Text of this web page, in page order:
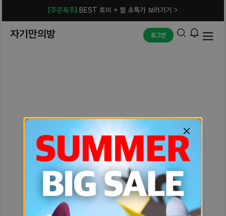
[주문폭주] BEST 토이 + 젤 초특가 보러가기 >
자기만의방 로그인
예상치 못한 에러입니다.